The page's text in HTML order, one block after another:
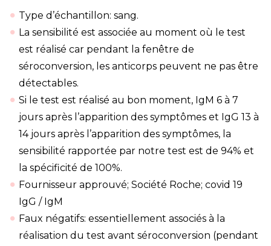
Type d’échantillon: sang.
La sensibilité est associée au moment où le test
est réalisé car pendant la fenêtre de
séroconversion, les anticorps peuvent ne pas être
détectables.
Si le test est réalisé au bon moment, IgM 6 à 7
jours après l’apparition des symptômes et IgG 13 à
14 jours après l’apparition des symptômes, la
sensibilité rapportée par notre test est de 94% et
la spécificité de 100%.
Fournisseur approuvé; Société Roche; covid 19
IgG / IgM
Faux négatifs: essentiellement associés à la
réalisation du test avant séroconversion (pendant